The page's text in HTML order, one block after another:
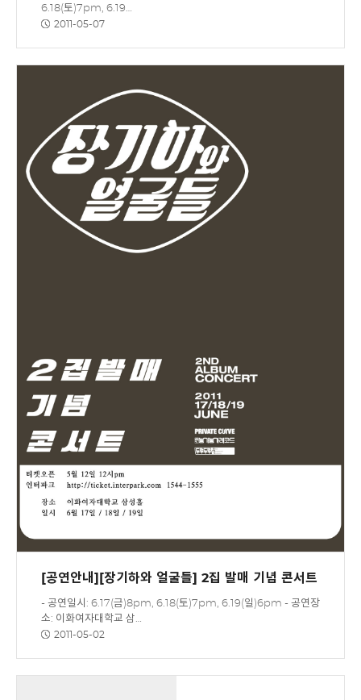
6.18(토)7pm, 6.19…
2011-05-07
[공연안내][장기하와 얼굴들] 2집 발매 기념 콘서트
- 공연일시: 6.17(금)8pm, 6.18(토)7pm, 6.19(일)6pm - 공연장
소: 이화여자대학교 삼…
2011-05-02